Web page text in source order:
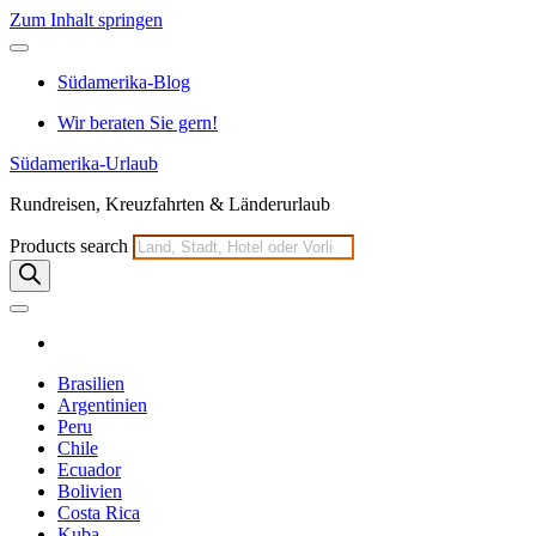
Zum Inhalt springen
Südamerika-Blog
Wir beraten Sie gern!
Südamerika-Urlaub
Rundreisen, Kreuzfahrten & Länderurlaub
Products search
Brasilien
Argentinien
Peru
Chile
Ecuador
Bolivien
Costa Rica